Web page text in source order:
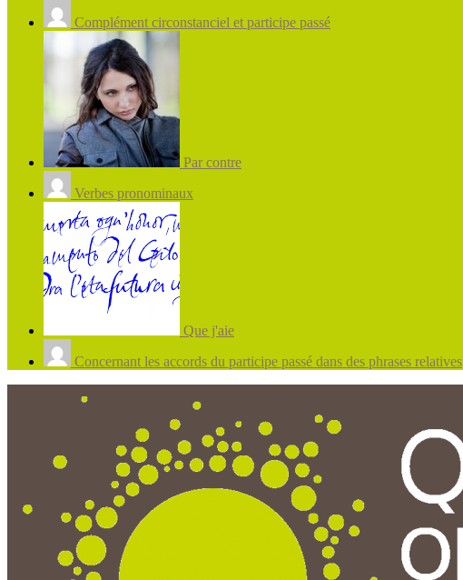
Complément circonstanciel et participe passé
Par contre
Verbes pronominaux
Que j'aie
Concernant les accords du participe passé dans des phrases relatives